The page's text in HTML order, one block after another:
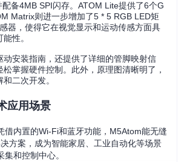
备4MB SPI闪存。ATOM Lite提供了6个G
Matrix则进一步增加了5 * 5 RGB LED矩
器，使得它在视觉显示和运动传感方面具
性。
动安装指南，还提供了详细的管脚映射信
掌握硬件控制。此外，原理图清晰明了，
二次开发。
应用场景
借内置的Wi-Fi和蓝牙功能，M5Atom能无缝
方案，成为智能家居、工业自动化等场景
和控制中心。